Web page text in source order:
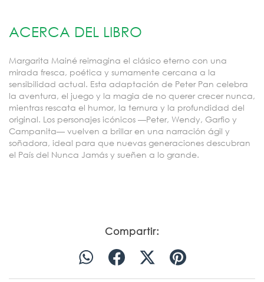
ACERCA DEL LIBRO
Margarita Mainé reimagina el clásico eterno con una
mirada fresca, poética y sumamente cercana a la
sensibilidad actual. Esta adaptación de Peter Pan celebra
la aventura, el juego y la magia de no querer crecer nunca,
mientras rescata el humor, la ternura y la profundidad del
original. Los personajes icónicos —Peter, Wendy, Garfio y
Campanita— vuelven a brillar en una narración ágil y
soñadora, ideal para que nuevas generaciones descubran
el País del Nunca Jamás y sueñen a lo grande.
Compartir: